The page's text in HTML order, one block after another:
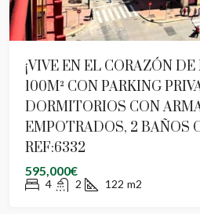
¡VIVE EN EL CORAZÓN
100M² CON PARKING
DORMITORIOS CON
EMPOTRADOS, 2 BAÑOS
REF:6332
595,000€
4 2 122 m2